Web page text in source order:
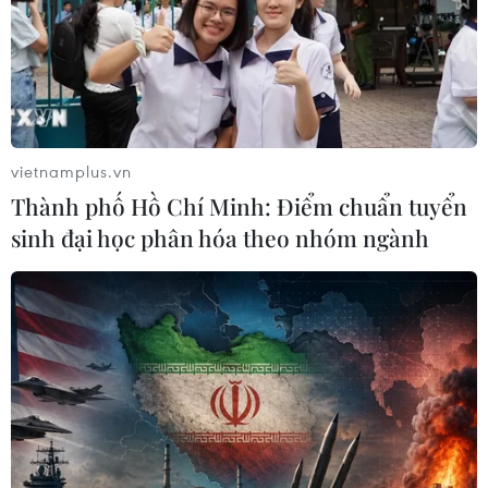
Nhận định Việt Nam vs
Campuchia: Vì sao thầy trò HLV Kim
Sang-sik cần giành ngôi đầu bảng?
06/08/2026 11:05
Nhận định Việt Nam vs Campuchia:
'Phù thủy Kim' sẽ xoay tua toan tính
đường dài?
06/08/2026 08:25
HLV Kim Sang-sik: 'Tuyển Việt Nam
hướng tới chiến thắng để giữ ngôi
đầu bảng'
06/08/2026 07:25
vietnamplus.vn
Thành phố Hồ Chí Minh: Điểm chuẩn tuyển
sinh đại học phân hóa theo nhóm ngành